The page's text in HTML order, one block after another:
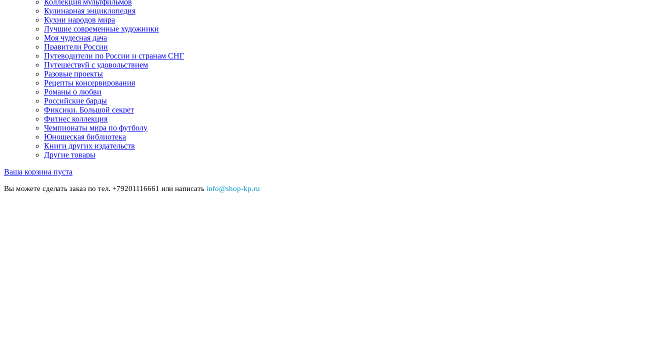
Коллекция мультфильмов
Кулинарная энциклопедия
Кухни народов мира
Лучшие современные художники
Моя чудесная дача
Правители России
Путеводители по России и странам СНГ
Путешествуй с удовольствием
Разовые проекты
Рецепты консервирования
Романы о любви
Российские барды
Фиксики. Большой секрет
Фитнес коллекция
Чемпионаты мира по футболу
Юношеская библиотека
Книги других издательств
Другие товары
Ваша корзина пуста
Вы можете сделать заказ по тел. +79201116661 или написать info@shop-kp.ru